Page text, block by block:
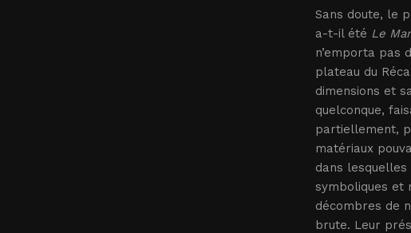
Sans doute, le
a-t-il été Le
n’emporta pas
plateau du
dimensions et
quelconque,
partiellement,
matériaux
dans
symboliques et
décombres de
brute. Leur